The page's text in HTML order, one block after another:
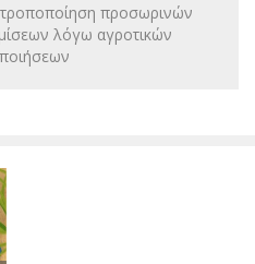
προσωρινών
λόγω αγροτικών